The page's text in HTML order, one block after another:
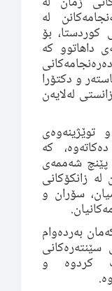
لە
کوردستا، بۆ
داهاتوو کە
و دکتۆرا
لەلایەن
توێژینه‌وه‌ی
كه‌
پێنچ شەممەى
زانکۆکانى
سۆران و
.
بەردەوام
کردوە و